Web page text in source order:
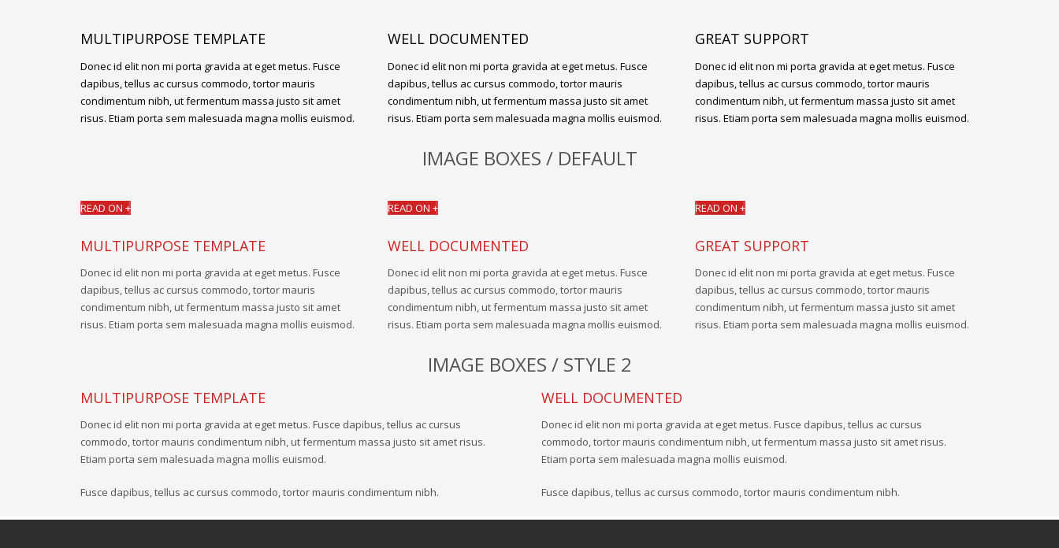
MULTIPURPOSE TEMPLATE
Donec id elit non mi porta gravida at eget metus. Fusce
dapibus, tellus ac cursus commodo, tortor mauris
condimentum nibh, ut fermentum massa justo sit amet
risus. Etiam porta sem malesuada magna mollis euismod.
WELL DOCUMENTED
Donec id elit non mi porta gravida at eget metus. Fusce
dapibus, tellus ac cursus commodo, tortor mauris
condimentum nibh, ut fermentum massa justo sit amet
risus. Etiam porta sem malesuada magna mollis euismod.
GREAT SUPPORT
Donec id elit non mi porta gravida at eget metus. Fusce
dapibus, tellus ac cursus commodo, tortor mauris
condimentum nibh, ut fermentum massa justo sit amet
risus. Etiam porta sem malesuada magna mollis euismod.
IMAGE BOXES / DEFAULT
READ ON +
MULTIPURPOSE TEMPLATE
Donec id elit non mi porta gravida at eget metus. Fusce
dapibus, tellus ac cursus commodo, tortor mauris
condimentum nibh, ut fermentum massa justo sit amet
risus. Etiam porta sem malesuada magna mollis euismod.
READ ON +
WELL DOCUMENTED
Donec id elit non mi porta gravida at eget metus. Fusce
dapibus, tellus ac cursus commodo, tortor mauris
condimentum nibh, ut fermentum massa justo sit amet
risus. Etiam porta sem malesuada magna mollis euismod.
READ ON +
GREAT SUPPORT
Donec id elit non mi porta gravida at eget metus. Fusce
dapibus, tellus ac cursus commodo, tortor mauris
condimentum nibh, ut fermentum massa justo sit amet
risus. Etiam porta sem malesuada magna mollis euismod.
IMAGE BOXES / STYLE 2
MULTIPURPOSE TEMPLATE
Donec id elit non mi porta gravida at eget metus. Fusce dapibus, tellus ac cursus
commodo, tortor mauris condimentum nibh, ut fermentum massa justo sit amet risus.
Etiam porta sem malesuada magna mollis euismod.
Fusce dapibus, tellus ac cursus commodo, tortor mauris condimentum nibh.
WELL DOCUMENTED
Donec id elit non mi porta gravida at eget metus. Fusce dapibus, tellus ac cursus
commodo, tortor mauris condimentum nibh, ut fermentum massa justo sit amet risus.
Etiam porta sem malesuada magna mollis euismod.
Fusce dapibus, tellus ac cursus commodo, tortor mauris condimentum nibh.